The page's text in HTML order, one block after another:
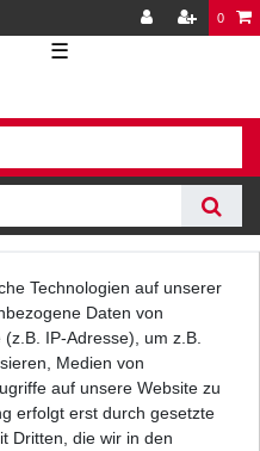
0
☰
Technologien auf unserer
Daten von
IP-Adresse), um z.B.
Medien von
auf unsere Website zu
erfolgt erst durch gesetzte
Dritten, die wir in den